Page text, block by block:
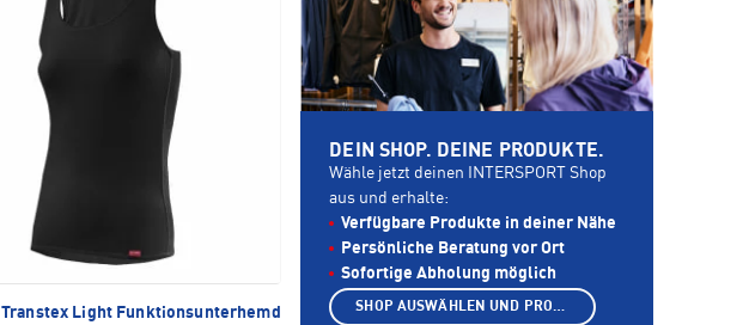
Transtex Light Funktionsunterhemd
DEIN SHOP. DEINE PRODUKTE.
Wähle jetzt deinen INTERSPORT Shop
aus und erhalte:
Verfügbare Produkte in deiner Nähe
Persönliche Beratung vor Ort
Sofortige Abholung möglich
SHOP AUSWÄHLEN UND PRODUKTE ANZEIGEN